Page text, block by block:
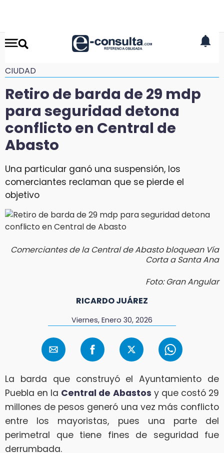
CIUDAD
Retiro de barda de 29 mdp
para seguridad detona
conflicto en Central de
Abasto
Una particular ganó una suspensión, los
comerciantes reclaman que se pierde el
objetivo
Comerciantes de la Central de Abasto bloquean Vía
Corta a Santa Ana
Foto: Gran Angular
RICARDO JUÁREZ
Viernes, Enero 30, 2026
La barda que construyó el Ayuntamiento de
Puebla en la Central de Abastos y que costó 29
millones de pesos generó una vez más conflicto
entre los mayoristas, pues una parte del
perimetral que tiene fines de seguridad fue
derrumbada.